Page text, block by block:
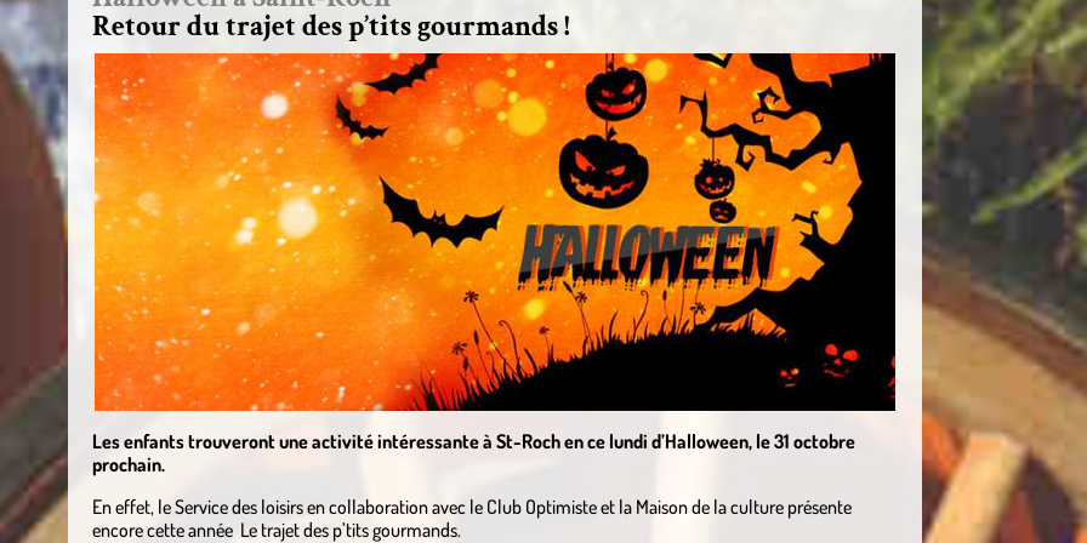
Retour du trajet des p’tits gourmands !
Les enfants trouveront une activité intéressante à St-Roch en ce lundi d’Halloween, le 31 octobre
prochain.
En effet, le Service des loisirs en collaboration avec le Club Optimiste et la Maison de la culture présente
encore cette année Le trajet des p’tits gourmands.